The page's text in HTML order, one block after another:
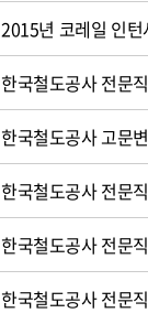
2015년 코레일 인
한국철도공사 전문
한국철도공사 고문
한국철도공사 전문
한국철도공사 전문
한국철도공사 전문